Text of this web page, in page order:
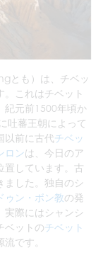
とも）は、チベッ
。これはチベット
紀元前1500年頃か
吐蕃王朝によって
以前に古代チベッ
ロンは、今日のア
置しています。古
ました。独自のシ
ゥン・ボン教の発
実際にはシャンシ
ベットのチベット
流です。